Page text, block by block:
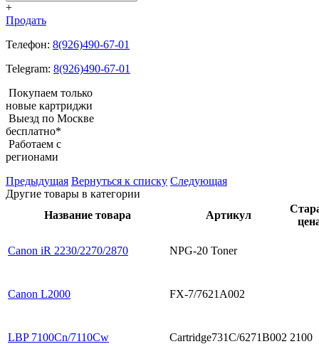
+
Продать
Телефон: 8(926)490-67-01
Telegram: 8(926)490-67-01
Покупаем только
новые картриджи
Выезд по Москве
бесплатно*
Работаем с
регионами
Предыдущая Вернуться к списку Следующая
Другие товары в категории
Название товара
Артикул
Canon iR 2230/2270/2870 NPG-20 Toner
Canon L2000 FX-7/7621A002
LBP 7100Cn/7110Cw Cartridge731С/6271B002 2100